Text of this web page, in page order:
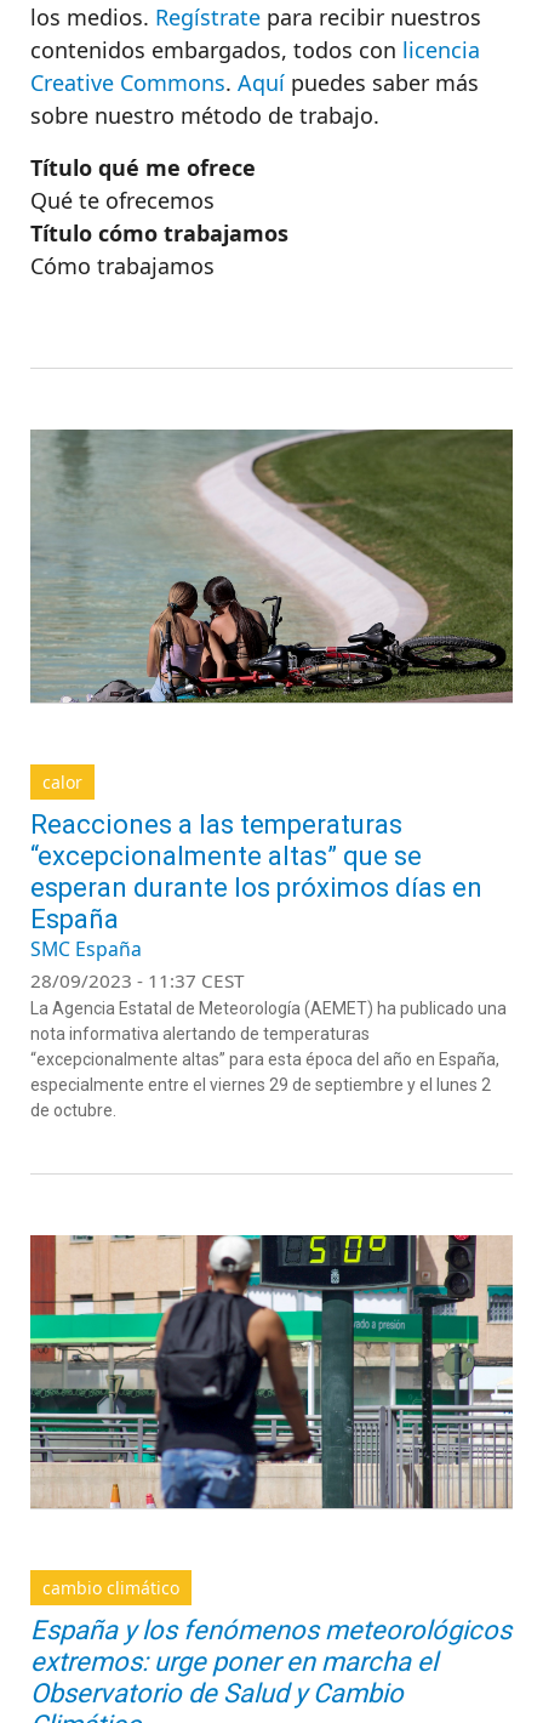
los medios. Regístrate para recibir nuestros
contenidos embargados, todos con licencia
Creative Commons. Aquí puedes saber más
sobre nuestro método de trabajo.
Título qué me ofrece
Qué te ofrecemos
Título cómo trabajamos
Cómo trabajamos
calor
Reacciones a las temperaturas
“excepcionalmente altas” que se
esperan durante los próximos días en
España
SMC España
28/09/2023 - 11:37 CEST
La Agencia Estatal de Meteorología (AEMET) ha publicado una
nota informativa alertando de temperaturas
“excepcionalmente altas” para esta época del año en España,
especialmente entre el viernes 29 de septiembre y el lunes 2
de octubre.
cambio climático
España y los fenómenos meteorológicos
extremos: urge poner en marcha el
Observatorio de Salud y Cambio